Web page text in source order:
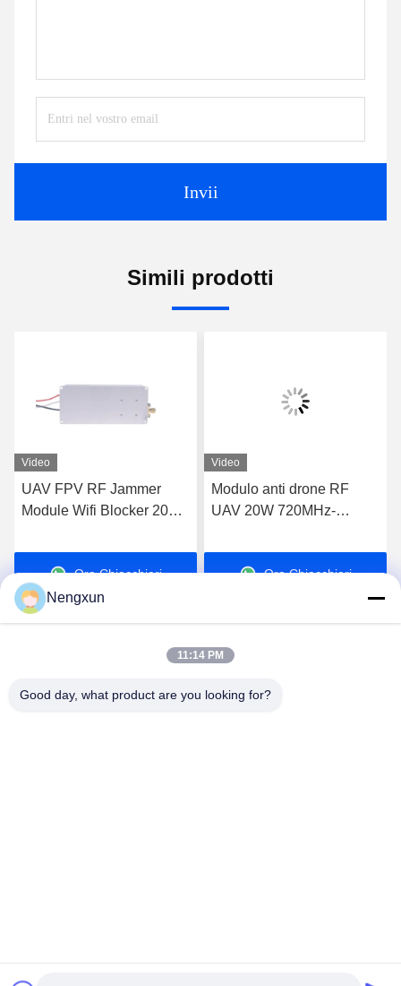
Invii
Simili prodotti
Video
UAV FPV RF Jammer
Module Wifi Blocker 20W
Ora Chiacchieri
Video
Modulo anti drone RF
UAV 20W 720MHz-
Drone Wifi Bluetooth
JammerOra Chiacchieri
Nengxun Communication Technology Co.,Ltd.
Nengxun
11:14 PM
Good day, what product are you looking for?